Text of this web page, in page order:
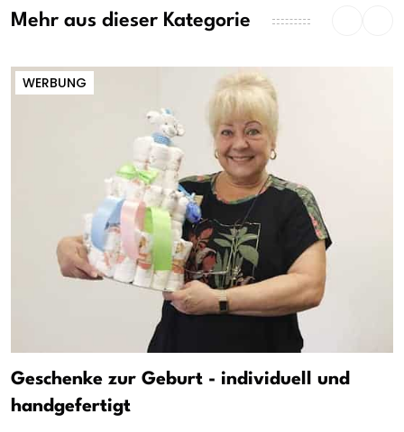
Mehr aus dieser Kategorie
WERBUNG
Geschenke zur Geburt - individuell und
handgefertigt